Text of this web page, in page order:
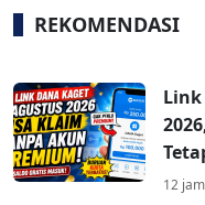
REKOMENDASI
Link
12